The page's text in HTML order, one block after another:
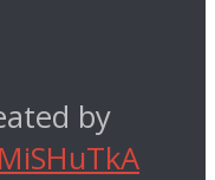
by
MiSHuTkA